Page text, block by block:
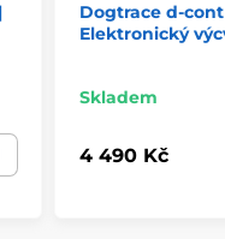
bez
Dogtrace d-
Elektronický
Skladem
4 490 Kč